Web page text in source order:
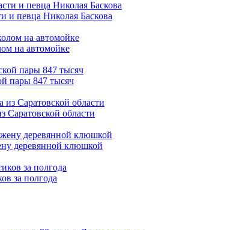
и певца Николая Баскова
на автомойке
пары 847 тысяч
Саратовской области
деревянной клюшкой
за полгода